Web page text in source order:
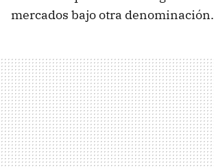
mercados bajo otra denominación.